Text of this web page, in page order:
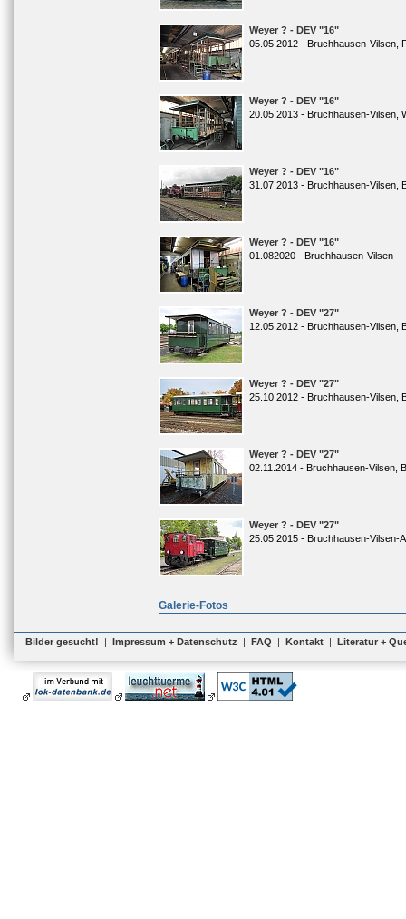
Weyer ? - DEV "16"
05.05.2012 - Bruchhausen-Vilsen,
Weyer ? - DEV "16"
20.05.2013 - Bruchhausen-Vilsen,
Weyer ? - DEV "16"
31.07.2013 - Bruchhausen-Vilsen,
Weyer ? - DEV "16"
01.082020 - Bruchhausen-Vilsen
Weyer ? - DEV "27"
12.05.2012 - Bruchhausen-Vilsen,
Weyer ? - DEV "27"
25.10.2012 - Bruchhausen-Vilsen,
Weyer ? - DEV "27"
02.11.2014 - Bruchhausen-Vilsen,
Weyer ? - DEV "27"
25.05.2015 - Bruchhausen-Vilsen-
Galerie-Fotos
Bilder gesucht! | Impressum + Datenschutz | FAQ | Kontakt | Literatur +